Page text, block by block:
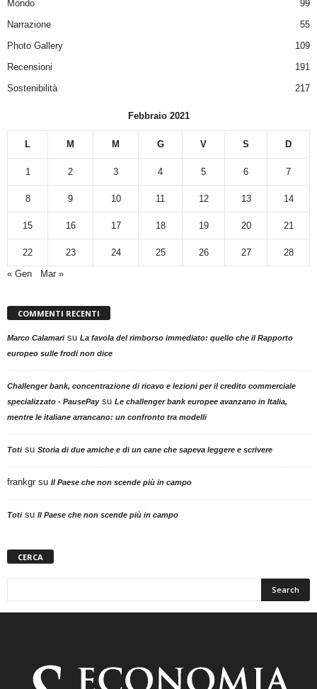
Mondo
99
Narrazione
55
Photo Gallery
109
Recensioni
191
Sostenibilità
217
Febbraio 2021
L M M G V S D
1 2 3 4 5 6 7
8 9 10 11 12 13 14
15 16 17 18 19 20 21
22 23 24 25 26 27
28
« Gen
Mar »
COMMENTI RECENTI
Marco Calamarisu La favola del rimborso immediato: quello che il Rapporto
europeo sulle frodi non dice
Challenger bank, concentrazione di ricavo e lezioni per il credito commerciale
specializzato - PausePaysu Le challenger bank europee avanzano in Italia,
mentre le italiane arrancano: un confronto tra modelli
Totisu Storia di due amiche e di un cane che sapeva leggere e scrivere
frankgr su Il Paese che non scende più in campo
Totisu Il Paese che non scende più in campo
CERCA